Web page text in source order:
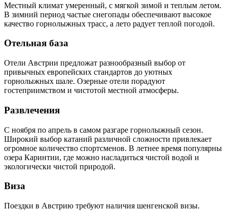
Местный климат умеренный, с мягкой зимой и теплым летом.
В зимний период частые снегопады обеспечивают высокое
качество горнолыжных трасс, а лето радует теплой погодой.
Отельная база
Отели Австрии предложат разнообразный выбор от
привычных европейских стандартов до уютных
горнолыжных шале. Озерные отели порадуют
гостеприимством и чистотой местной атмосферы.
Развлечения
С ноября по апрель в самом разгаре горнолыжный сезон.
Широкий выбор катаний различной сложности привлекает
огромное количество спортсменов. В летнее время популярны
озера Каринтии, где можно насладиться чистой водой и
экологически чистой природой.
Виза
Поездки в Австрию требуют наличия шенгенской визы.